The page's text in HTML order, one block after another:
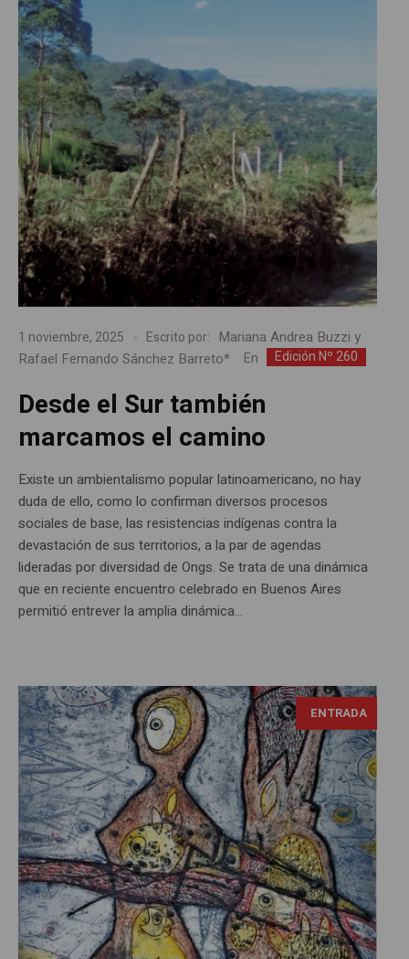
1 noviembre, 2025 Escrito por: Mariana Andrea Buzzi y
Rafael Fernando Sánchez Barreto*
En Edición Nº 260
Desde el Sur también
marcamos el camino
Existe un ambientalismo popular latinoamericano, no hay
duda de ello, como lo confirman diversos procesos
sociales de base, las resistencias indígenas contra la
devastación de sus territorios, a la par de agendas
lideradas por diversidad de Ongs. Se trata de una dinámica
que en reciente encuentro celebrado en Buenos Aires
permitió entrever la amplia dinámica...
ENTRADA